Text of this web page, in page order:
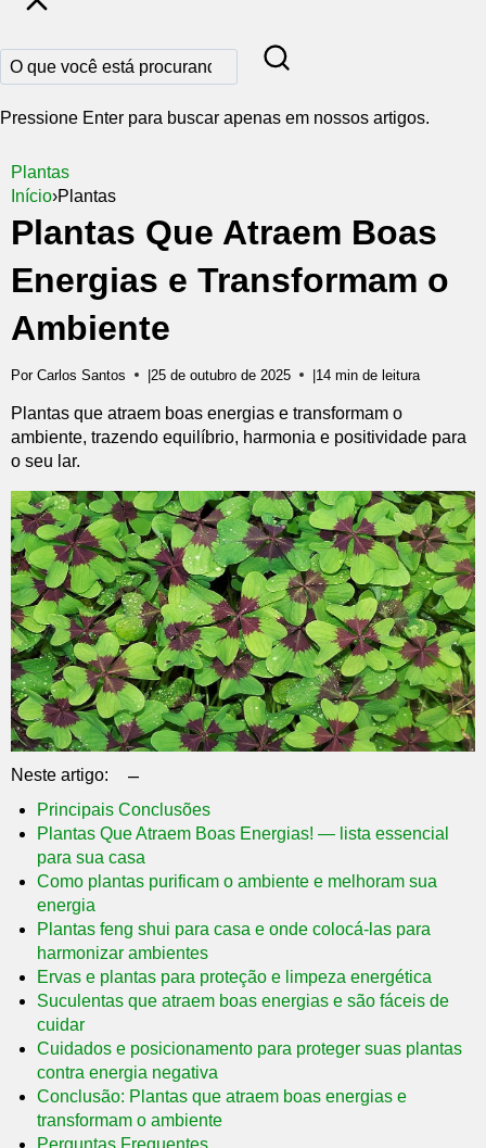
para
conteúdo
principal
Pressione Enter para buscar apenas em nossos artigos.
Plantas
Início›Plantas
Plantas Que Atraem Boas
Energias e Transformam o
Ambiente
Por Carlos Santos |25 de outubro de 2025 |14 min de leitura
Plantas que atraem boas energias e transformam o
ambiente, trazendo equilíbrio, harmonia e positividade para
o seu lar.
Neste artigo: –
Principais Conclusões
Plantas Que Atraem Boas Energias! — lista essencial
para sua casa
Como plantas purificam o ambiente e melhoram sua
energia
Plantas feng shui para casa e onde colocá-las para
harmonizar ambientes
Ervas e plantas para proteção e limpeza energética
Suculentas que atraem boas energias e são fáceis de
cuidar
Cuidados e posicionamento para proteger suas plantas
contra energia negativa
Conclusão: Plantas que atraem boas energias e
transformam o ambiente
Perguntas Frequentes